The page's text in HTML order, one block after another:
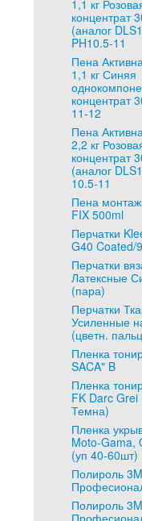
1,1 кг
концентрат
(аналог
PH10.5-11
Пена
1,1 кг Синяя
концентрат
11-12
Пена
2,2 кг
концентрат
(аналог
10.5-11
Пена
FIX 500ml
Перчатки
G40 Coated/
Перчатки
Латексные
(пара)
Перчатки
Усиленные
(цветн.
Пленка
SACA" B
Пленка
FK Darc
Темна)
Пленка
Moto-Gama,
(уп 40-60шт)
Полироль
Полироль